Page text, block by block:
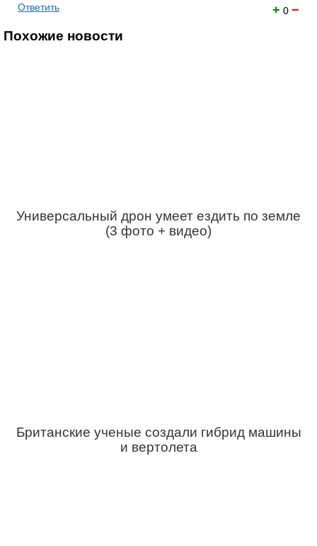
+ 0 −
Ответить
Похожие новости
Универсальный дрон умеет ездить по земле
(3 фото + видео)
Британские ученые создали гибрид машины
и вертолета